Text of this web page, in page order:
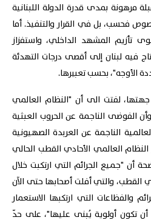
مرهونة بمدى قدرة الدولة اللبنانية
فحسب، بل في القرار والتنفيذ. أما
تأزيم المشهد الداخلي، واستفزاز
فيه لبنان إلى أقصى درجات التهدئة
الأوجه"، بحسب تعبيرها.
لفتت الى أن "النظام العالمي
الفوضى الناجمة عن الحروب العبثية
الناجمة عن العربدة الصهيونية
النظام العالمي الأحادي القطب الحالي
أن "جميع الجرائم التي ارتكبت خلال
القطب، والتي أفلت أصحابها حتى الآن
والفظاعات التي ارتكبها الاستعمار
تكون أولوية يُبنى عليها"، على حدّ